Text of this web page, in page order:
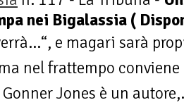
nei Bigalassia (
e magari sarà
nel frattempo
Jones è un